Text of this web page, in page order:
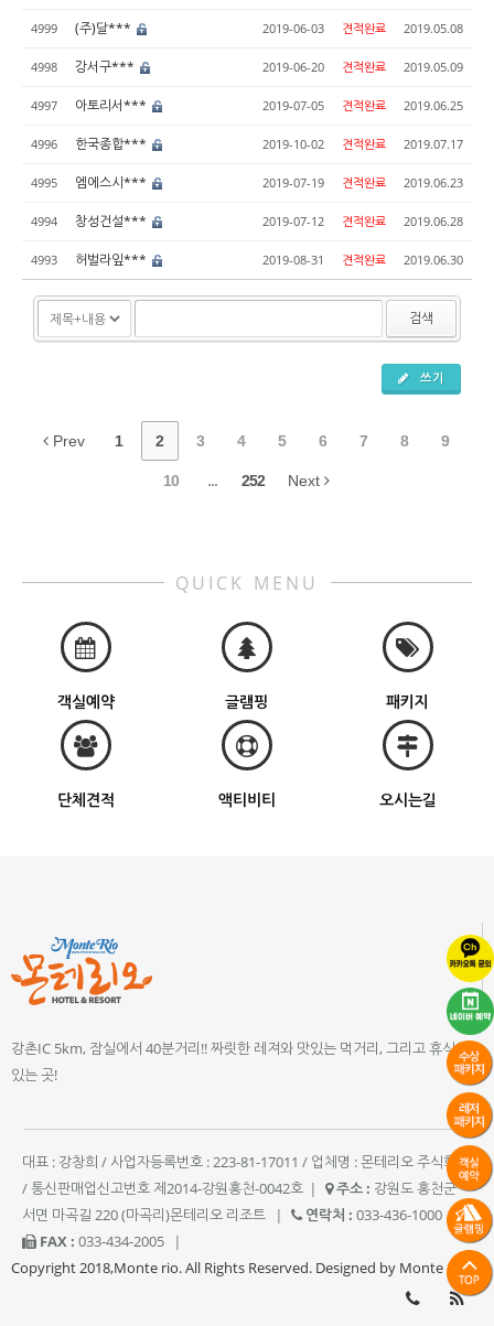
4999 (주)달*** 2019-06-03 견적완료 2019.05.08
4998 강서구*** 2019-06-20 견적완료 2019.05.09
4997 아토리서*** 2019-07-05 견적완료 2019.06.25
4996 한국종합*** 2019-10-02 견적완료 2019.07.17
4995 엠에스시*** 2019-07-19 견적완료 2019.06.23
4994 창성건설*** 2019-07-12 견적완료 2019.06.28
4993 허벌라잎*** 2019-08-31 견적완료 2019.06.30
검색
쓰기
Prev 1 2 3 4 5 6 7 8 9
10 ... 252 Next
QUICK MENU
객실예약 글램핑 패키지
단체견적 액티비티 오시는길
강촌IC 5km, 잠실에서 40분거리!! 짜릿한 레져와 맛있는 먹거리, 그리고 휴식이
있는 곳!
대표 : 강창희 / 사업자등록번호 : 223-81-17011 / 업체명 : 몬테리오 주식회사
/ 통신판매업신고번호 제2014-강원홍천-0042호 | 주소 : 강원도 홍천군
서면 마곡길 220 (마곡리)몬테리오 리조트
| 연락처 : 033-436-1000
|
FAX : 033-434-2005
|
Copyright 2018,Monte rio. All Rights Reserved. Designed by Monte rio.